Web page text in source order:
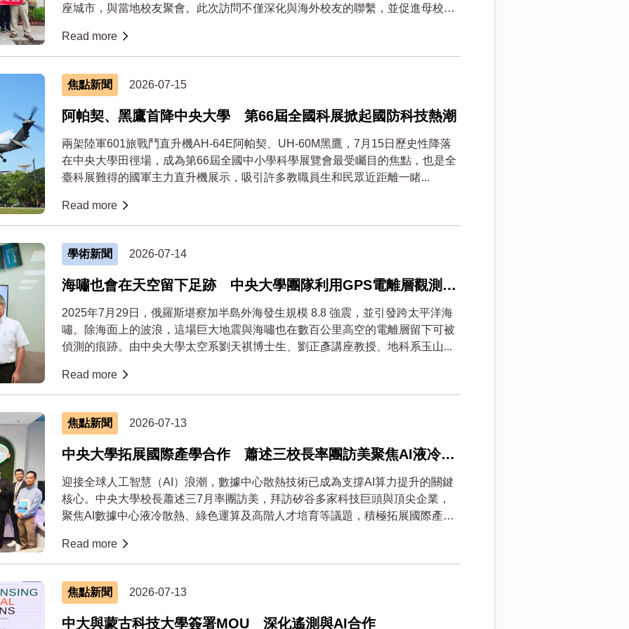
座城市，與當地校友聚會。此次訪問不僅深化與海外校友的聯繫，並促進母校與
Read more
焦點新聞 2026-07-15
阿帕契、黑鷹首降中央大學 第66屆全國科展掀起國防科技熱潮
兩架陸軍601旅戰鬥直升機AH-64E阿帕契、UH-60M黑鷹，7月15日歷史性降落
在中央大學田徑場，成為第66屆全國中小學科學展覽會最受矚目的焦點，也是全
臺科展難得的國軍主力直升機展示，吸引許多教職員生和民眾近距離一睹...
Read more
學術新聞 2026-07-14
海嘯也會在天空留下足跡 中央大學團隊利用GPS電離層觀測追
2025年7月29日，俄羅斯堪察加半島外海發生規模 8.8 強震，並引發跨太平洋海
嘯。除海面上的波浪，這場巨大地震與海嘯也在數百公里高空的電離層留下可被
偵測的痕跡。由中央大學太空系劉天祺博士生、劉正彥講座教授、地科系玉山...
Read more
焦點新聞 2026-07-13
中央大學拓展國際產學合作 蕭述三校長率團訪美聚焦AI液冷關
迎接全球人工智慧（AI）浪潮，數據中心散熱技術已成為支撐AI算力提升的關鍵
核心。中央大學校長蕭述三7月率團訪美，拜訪矽谷多家科技巨頭與頂尖企業，
聚焦AI數據中心液冷散熱、綠色運算及高階人才培育等議題，積極拓展國際產學
Read more
焦點新聞 2026-07-13
中大與蒙古科技大學簽署MOU 深化遙測與AI合作